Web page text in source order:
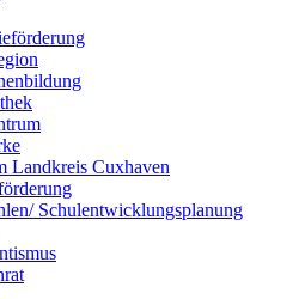
Landkreis Cuxhaven
Schulentwicklungsplanung